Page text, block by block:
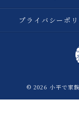
プライバシーポ
© 2026 小平で家